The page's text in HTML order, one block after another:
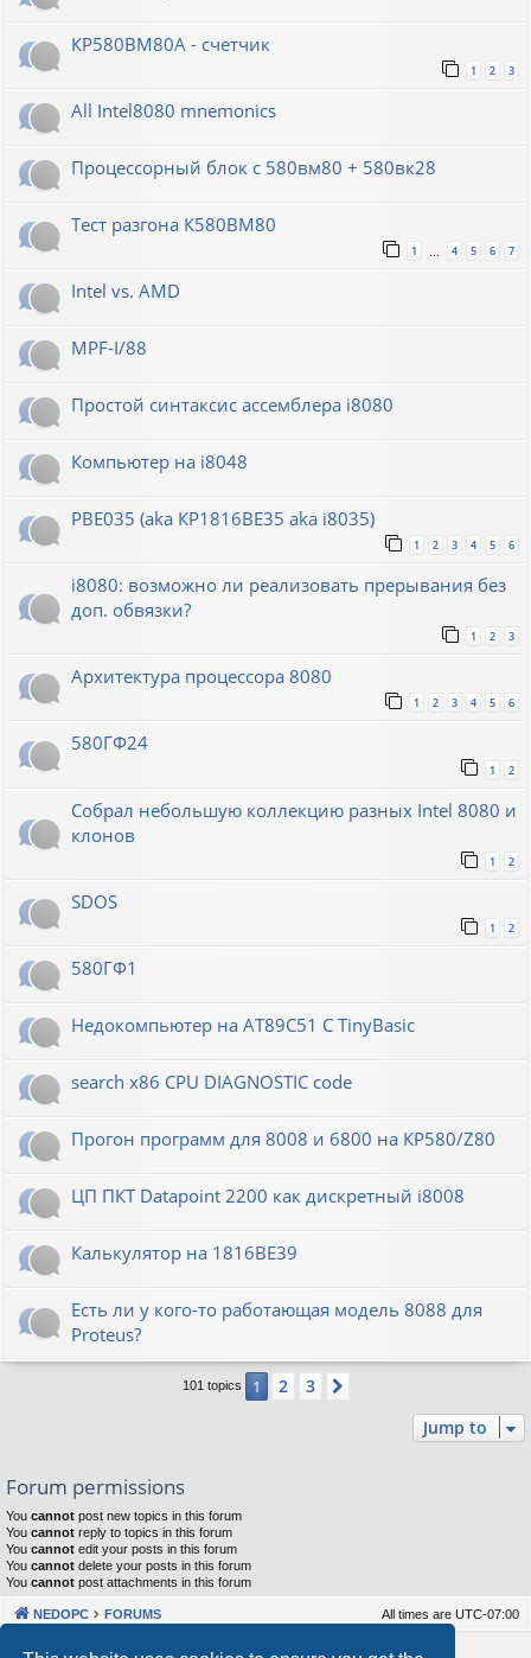
КР580ВМ80А - счетчик
1 2 3
All Intel8080 mnemonics
Процессорный блок с 580вм80 + 580вк28
Тест разгона К580ВМ80
1 … 4 5 6 7
Intel vs. AMD
MPF-I/88
Простой синтаксис ассемблера i8080
Компьютер на i8048
РВЕ035 (aka КР1816ВЕ35 aka i8035)
1 2 3 4 5 6
i8080: возможно ли реализовать прерывания без
доп. обвязки?
1 2 3
Архитектура процессора 8080
1 2 3 4 5 6
580ГФ24
1 2
Собрал небольшую коллекцию разных Intel 8080 и
клонов
1 2
SDOS
1 2
580ГФ1
Недокомпьютер на AT89C51 C TinyBasic
search x86 CPU DIAGNOSTIC code
Прогон программ для 8008 и 6800 на КР580/Z80
ЦП ПКТ Datapoint 2200 как дискретный i8008
Калькулятор на 1816ВЕ39
Есть ли у кого-то работающая модель 8088 для
Proteus?
101 topics 1 2 3
Jump to
Forum permissions
You cannot post new topics in this forum
You cannot reply to topics in this forum
You cannot edit your posts in this forum
You cannot delete your posts in this forum
You cannot post attachments in this forum
NEDOPC FORUMS All times are UTC-07:00
Powered byphpBB® Forum Software © phpBB Limited